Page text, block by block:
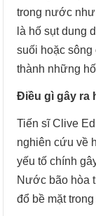
trong nước
là hố sụt dung
suối hoặc
thành những
Điều gì gây ra
Tiến sĩ Clive
nghiên cứu về
yếu tố chính
Nước bão hòa
đổ bề mặt